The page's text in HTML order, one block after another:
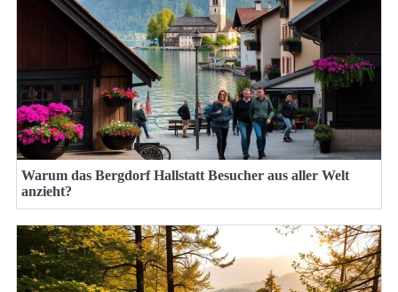
Warum das Bergdorf Hallstatt Besucher aus aller Welt
anzieht?